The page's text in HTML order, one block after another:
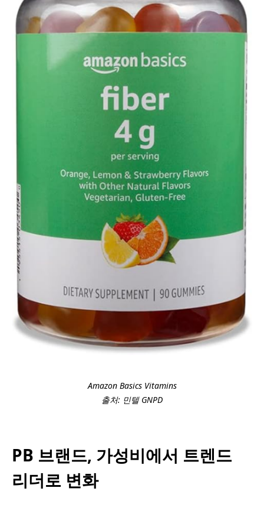
Amazon Basics Vitamins
출처: 민텔 GNPD
PB 브랜드, 가성비에서 트렌드
리더로 변화